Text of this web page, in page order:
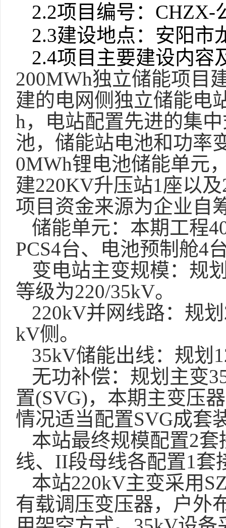
2.2项目编号：CHZX-
2.3建设地点：安阳市
2.4项目主要建设内容
200MWh独立储能项目
建的电网侧独立储能电
h，电站配置先进的集
池，储能站电池和功率
0MWh锂电池储能单元
建220KV升压站1座以
项目资金来源为企业自
储能单元：本期工程
PCS4台、电池预制舱4
变电站主变规模：规
等级为220/35kV。
220kV并网线路：规
kV侧。
35kV储能出线：规划
无功补偿：规划主变
置(SVG)，本期主变压
情况适当配置SVG成套
本站最终规模配置2套
线、II段母线各配置1套
本站220kV主变采用
有载调压变压器，户外